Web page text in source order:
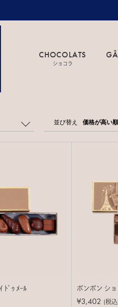
CHOCOLATS
ショコラ
並び替え 価格が高い順
ﾄﾞｩ ﾒｰﾙ ボンボン シ
¥3,402 (税